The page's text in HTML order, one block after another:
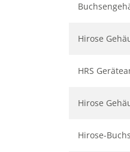
Hirose
HRS
Hirose
Hirose-